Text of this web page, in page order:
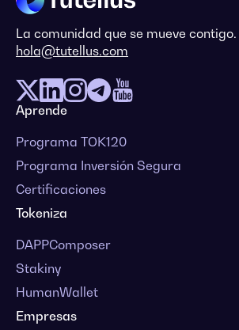
La comunidad que se mueve contigo.
hola@tutellus.com
Aprende
Programa TOK120
Programa Inversión Segura
Certificaciones
Tokeniza
DAPPComposer
Stakiny
HumanWallet
Empresas